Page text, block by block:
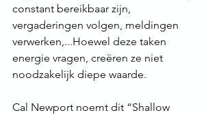
constant bereikbaar zijn,
vergaderingen volgen, meldingen
verwerken,...Hoewel deze taken
energie vragen, creëren ze niet
noodzakelijk diepe waarde.
Cal Newport noemt dit “Shallow